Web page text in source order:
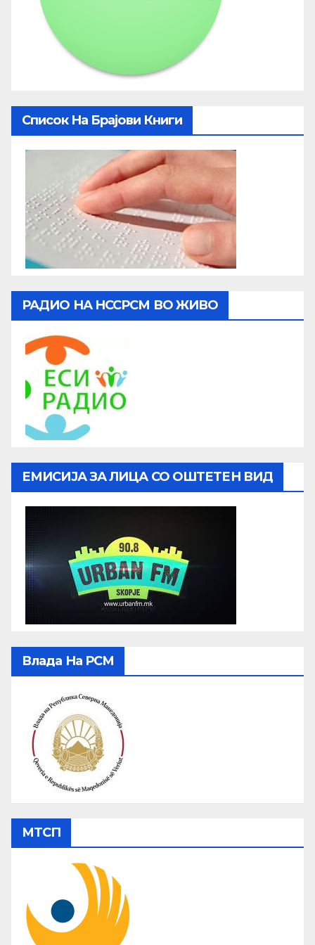
Список На Брајови Книги
РАДИО НА НССРСМ ВО ЖИВО
ЕМИСИЈА ЗА ЛИЦА СО ОШТЕТЕН ВИД
Влада На РСМ
МТСП